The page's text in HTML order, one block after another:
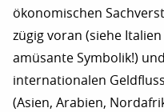
ökonomischen
zügig voran (siehe
amüsante Symbolik!)
internationalen
(Asien, Arabien,